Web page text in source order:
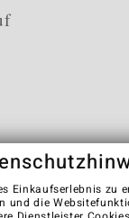
Einkaufserlebnis zu
und die